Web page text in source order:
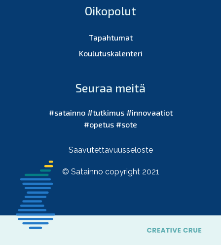
Oikopolut
Tapahtumat
Koulutuskalenteri
Seuraa meitä
#satainno #tutkimus #innovaatiot
#opetus #sote
Saavutettavuusseloste
© Satainno copyright 2021